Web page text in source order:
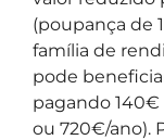
(poupança de
família de
pode
pagando
ou 720€/ano).